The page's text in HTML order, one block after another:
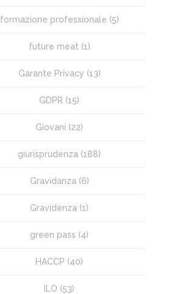
formazione professionale (5)
future meat (1)
Garante Privacy (13)
GDPR (15)
Giovani (22)
giurisprudenza (188)
Gravidanza (6)
Gravidenza (1)
green pass (4)
HACCP (40)
ILO (53)